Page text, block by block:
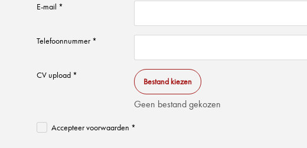
E-mail *
Telefoonnummer *
CV upload *
Bestand kiezen
Geen bestand gekozen
Accepteer voorwaarden *